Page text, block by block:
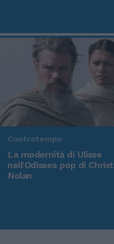
Controtempo
La modernità di Ulisse
nell'Odissea pop di
Nolan